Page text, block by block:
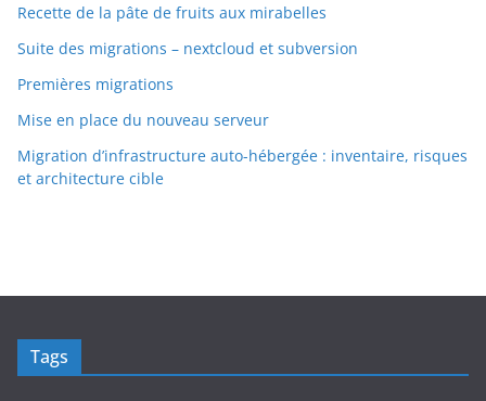
Recette de la pâte de fruits aux mirabelles
Suite des migrations – nextcloud et subversion
Premières migrations
Mise en place du nouveau serveur
Migration d’infrastructure auto-hébergée : inventaire, risques
et architecture cible
Tags